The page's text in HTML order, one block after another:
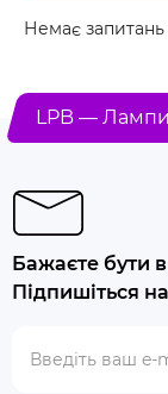
Немає
LPB —
Бажаєте бути
Підпишіться